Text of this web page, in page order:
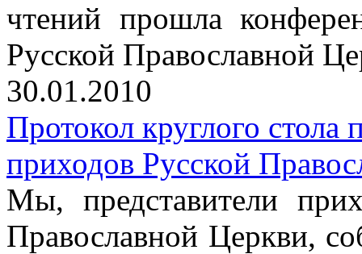
чтений прошла
Русской Православной
30.01.2010
Протокол круглого
приходов Русской
Мы, представители
Православной Церкви,